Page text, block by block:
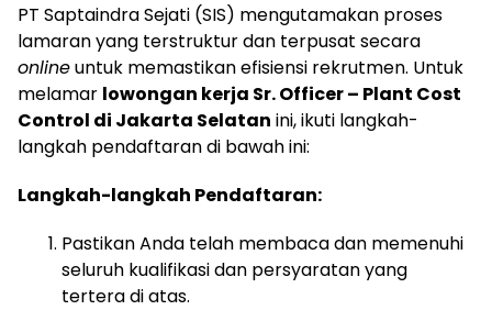
PT Saptaindra Sejati (SIS) mengutamakan proses
lamaran yang terstruktur dan terpusat secara
onlineuntuk memastikan efisiensi rekrutmen. Untuk
melamar lowongan kerja Sr. Officer – Plant Cost
Control di Jakarta Selatan ini, ikuti langkah-
langkah pendaftaran di bawah ini:
Langkah-langkah Pendaftaran:
Pastikan Anda telah membaca dan memenuhi
seluruh kualifikasi dan persyaratan yang
tertera di atas.